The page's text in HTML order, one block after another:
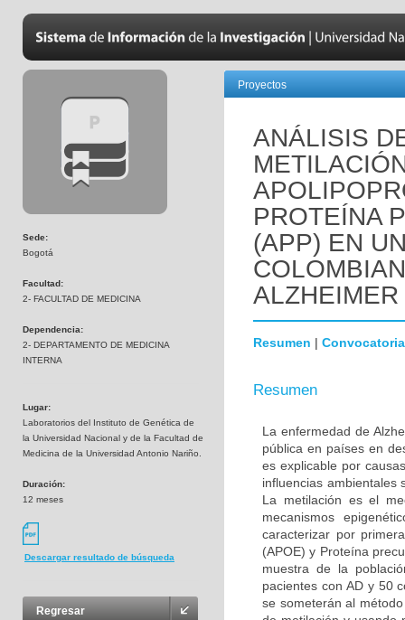
Sede:
Bogotá
Facultad:
2- FACULTAD DE MEDICINA
Dependencia:
2- DEPARTAMENTO DE MEDICINA
INTERNA
Lugar:
Laboratorios del Instituto de Genética de
la Universidad Nacional y de la Facultad de
Medicina de la Universidad Antonio Nariño.
Duración:
12 meses
Descargar resultado de búsqueda
Regresar
Proyectos
ANÁLISIS
PROTEÍNA
(APP) EN
ALZHEIMER
Resumen | Convocatoria
Resumen
La enfermedad de
pública en países en
es explicable por
influencias ambientales
La metilación es el
mecanismos
caracterizar por
(APOE) y Proteína
muestra de la
pacientes con AD y 50
se someterán al